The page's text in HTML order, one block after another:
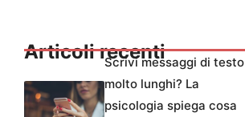
Articoli recentiScrivi messaggi di testo
molto lunghi? La
psicologia spiega cosa